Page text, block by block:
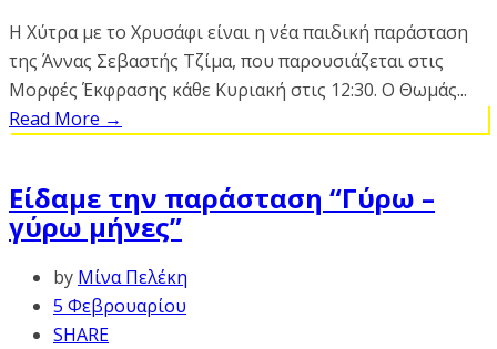
Η Χύτρα με το Χρυσάφι είναι η νέα παιδική παράσταση
της Άννας Σεβαστής Τζίμα, που παρουσιάζεται στις
Μορφές Έκφρασης κάθε Κυριακή στις 12:30. Ο Θωμάς...
Read More →
Είδαμε την παράσταση “Γύρω –
γύρω μήνες”
by Μίνα Πελέκη
5 Φεβρουαρίου
SHARE